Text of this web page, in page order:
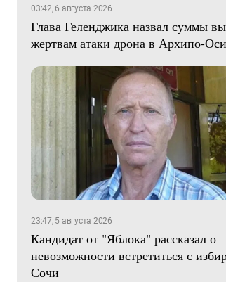
03:42, 6 августа 2026
Глава Геленджика назвал суммы
жертвам атаки дрона в Архипо-
23:47, 5 августа 2026
Кандидат от "Яблока" рассказал о
невозможности встретиться с
Сочи